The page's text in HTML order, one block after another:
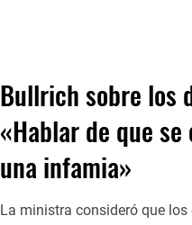
Bullrich sobre los
«Hablar de que
una infamia»
La ministra consideró que